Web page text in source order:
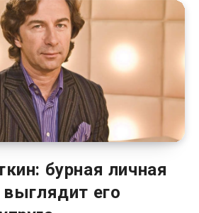
бурная личная
его